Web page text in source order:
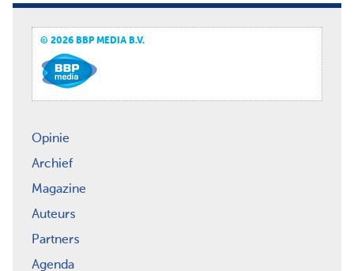
© 2026 BBP MEDIA B.V.
Opinie
Archief
Magazine
Auteurs
Partners
Agenda